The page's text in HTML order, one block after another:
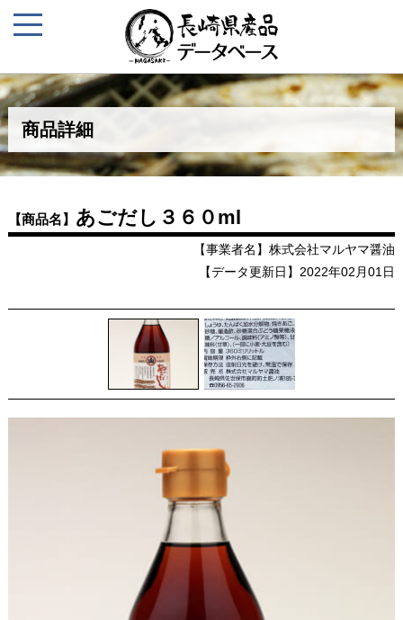
商品詳細
【商品名】 あごだし３６０ml
【事業者名】株式会社マルヤマ醤油
【データ更新日】2022年02月01日